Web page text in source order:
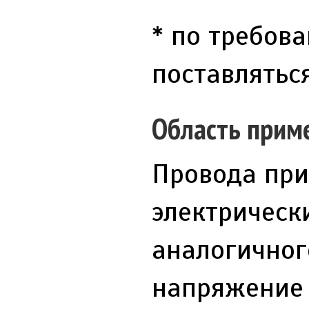
* по
Область
Провода